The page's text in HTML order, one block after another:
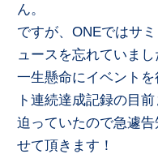
ん。
ですが、ONEではサ
ュースを忘れていまし
一生懸命にイベント
ト連続達成記録の目
迫っていたので急遽
せて頂きます！